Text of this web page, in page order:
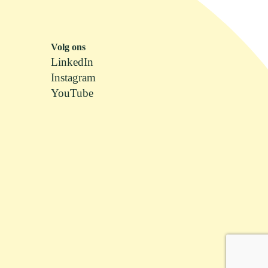
Volg ons
LinkedIn
Instagram
YouTube